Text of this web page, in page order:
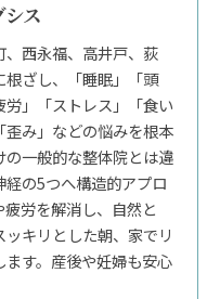
ス
西永福、高井戸、荻
ざし、「睡眠」「頭
」「ストレス」「食い
歪み」などの悩みを根本
一般的な整体院とは違
の5つへ構造的アプロ
労を解消し、自然と
ッキリとした朝、家でリ
す。産後や妊婦も安心